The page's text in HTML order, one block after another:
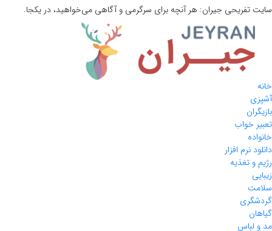
سایت تفریحی جیران: هر آنچه برای سرگرمی و آگاهی می‌خواهید، در یکجا.
خانه
آشپزی
بازیگران
تعبیر خواب
خانواده
دانلود نرم افزار
رژیم و تغذیه
زیبایی
سلامت
گردشگری
گیاهان
مد و لباس